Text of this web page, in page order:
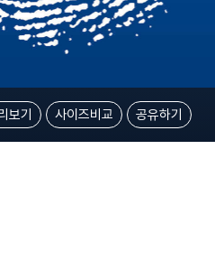
보기 사이즈비교 공유하기